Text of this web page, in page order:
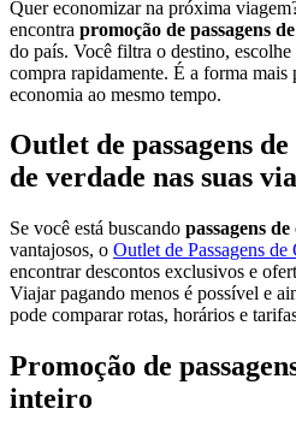
Quer economizar na próxima
encontra promoção de passagens
do país. Você filtra o destino,
compra rapidamente. É a forma
economia ao mesmo tempo.
Outlet de passagens
de verdade nas suas
Se você está buscando passagens
vantajosos, o Outlet de Passagens de
encontrar descontos exclusivos e
Viajar pagando menos é possível e
pode comparar rotas, horários e
Promoção de
inteiro